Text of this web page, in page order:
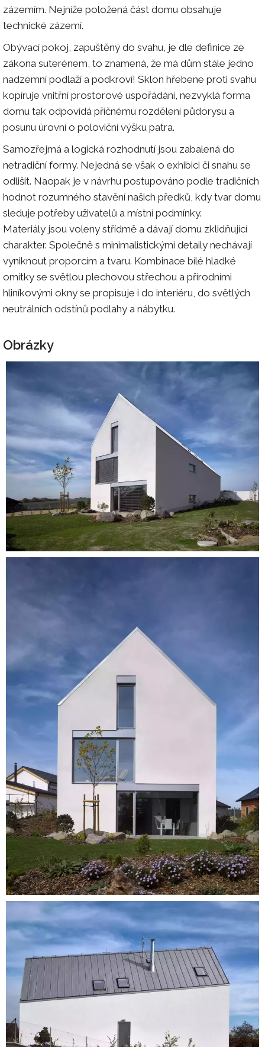
zázemím. Nejníže položená část domu obsahuje
technické zázemí.
Obývací pokoj, zapuštěný do svahu, je dle definice ze
zákona suterénem, to znamená, že má dům stále jedno
nadzemní podlaží a podkroví! Sklon hřebene proti svahu
kopíruje vnitřní prostorové uspořádání, nezvyklá forma
domu tak odpovídá příčnému rozdělení půdorysu a
posunu úrovní o poloviční výšku patra.
Samozřejmá a logická rozhodnutí jsou zabalená do
netradiční formy. Nejedná se však o exhibici či snahu se
odlišit. Naopak je v návrhu postupováno podle tradičních
hodnot rozumného stavění našich předků, kdy tvar domu
sleduje potřeby uživatelů a místní podmínky.
Materiály jsou voleny střídmě a dávají domu zklidňující
charakter. Společně s minimalistickými detaily nechávají
vyniknout proporcím a tvaru. Kombinace bílé hladké
omítky se světlou plechovou střechou a přírodními
hliníkovými okny se propisuje i do interiéru, do světlých
neutrálních odstínů podlahy a nábytku.
Obrázky